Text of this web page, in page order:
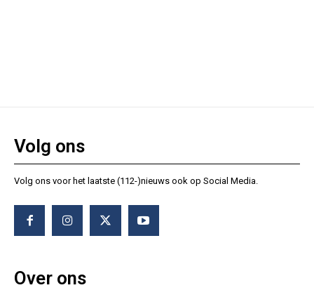
Volg ons
Volg ons voor het laatste (112-)nieuws ook op Social Media.
Over ons